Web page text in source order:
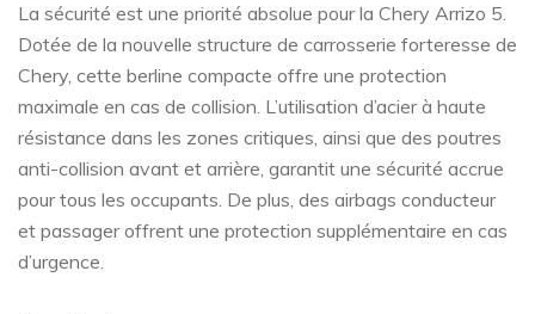
La sécurité est une priorité absolue pour la Chery Arrizo 5.
Dotée de la nouvelle structure de carrosserie forteresse de
Chery, cette berline compacte offre une protection
maximale en cas de collision. L’utilisation d’acier à haute
résistance dans les zones critiques, ainsi que des poutres
anti-collision avant et arrière, garantit une sécurité accrue
pour tous les occupants. De plus, des airbags conducteur
et passager offrent une protection supplémentaire en cas
d’urgence.